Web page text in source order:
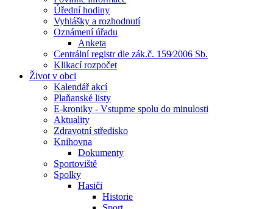
Úřední hodiny
Vyhlášky a rozhodnutí
Oznámení úřadu
Anketa
Centrální registr dle zák.č. 159⁄2006 Sb.
Klikací rozpočet
Život v obci
Kalendář akcí
Plaňanské listy
E-kroniky - Vstupme spolu do minulosti
Aktuality
Zdravotní středisko
Knihovna
Dokumenty
Sportoviště
Spolky
Hasiči
Historie